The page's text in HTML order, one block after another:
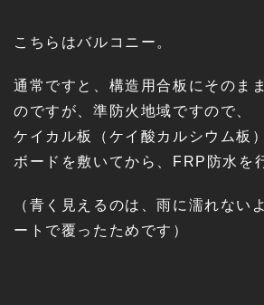
こちらはバルコニー。
通常ですと、構造用合板にそのま
のですが、準防火地域ですので、
ケイカル板（ケイ酸カルシウム板
ボードを敷いてから、FRP防水を
（青く見えるのは、雨に濡れない
ートで覆ったためです）